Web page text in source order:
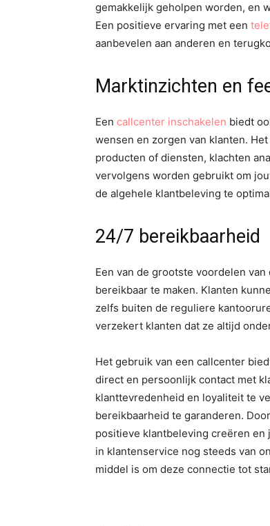
gemakkelijk geholpen worden, en
Een positieve ervaring met een
aanbevelen aan anderen en
Marktinzichten en
Een callcenter inschakelen biedt
wensen en zorgen van klanten.
producten of diensten, klachten
vervolgens worden gebruikt om
de algehele klantbeleving te
24/7 bereikbaarheid
Een van de grootste voordelen
bereikbaar te maken. Klanten
zelfs buiten de reguliere
verzekert klanten dat ze altijd
Het gebruik van een callcenter
direct en persoonlijk contact met
klanttevredenheid en loyaliteit te
bereikbaarheid te garanderen.
positieve klantbeleving creëren
in klantenservice nog steeds van
middel is om deze connectie tot